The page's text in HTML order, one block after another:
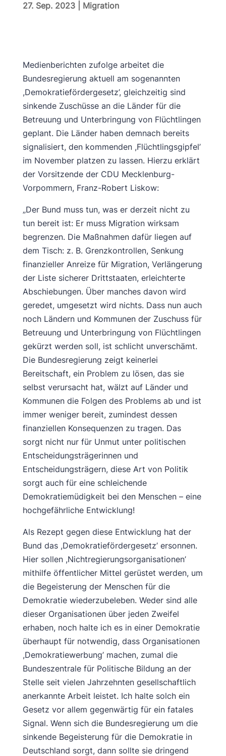
27. Sep. 2023| Migration
Medienberichten zufolge arbeitet die
Bundesregierung aktuell am sogenannten
,Demokratiefördergesetz’, gleichzeitig sind
sinkende Zuschüsse an die Länder für die
Betreuung und Unterbringung von Flüchtlingen
geplant. Die Länder haben demnach bereits
signalisiert, den kommenden ,Flüchtlingsgipfel’
im November platzen zu lassen. Hierzu erklärt
der Vorsitzende der CDU Mecklenburg-
Vorpommern, Franz-Robert Liskow:
„Der Bund muss tun, was er derzeit nicht zu
tun bereit ist: Er muss Migration wirksam
begrenzen. Die Maßnahmen dafür liegen auf
dem Tisch: z. B. Grenzkontrollen, Senkung
finanzieller Anreize für Migration, Verlängerung
der Liste sicherer Drittstaaten, erleichterte
Abschiebungen. Über manches davon wird
geredet, umgesetzt wird nichts. Dass nun auch
noch Ländern und Kommunen der Zuschuss für
Betreuung und Unterbringung von Flüchtlingen
gekürzt werden soll, ist schlicht unverschämt.
Die Bundesregierung zeigt keinerlei
Bereitschaft, ein Problem zu lösen, das sie
selbst verursacht hat, wälzt auf Länder und
Kommunen die Folgen des Problems ab und ist
immer weniger bereit, zumindest dessen
finanziellen Konsequenzen zu tragen. Das
sorgt nicht nur für Unmut unter politischen
Entscheidungsträgerinnen und
Entscheidungsträgern, diese Art von Politik
sorgt auch für eine schleichende
Demokratiemüdigkeit bei den Menschen – eine
hochgefährliche Entwicklung!
Als Rezept gegen diese Entwicklung hat der
Bund das ,Demokratiefördergesetz’ ersonnen.
Hier sollen ,Nichtregierungsorganisationen’
mithilfe öffentlicher Mittel gerüstet werden, um
die Begeisterung der Menschen für die
Demokratie wiederzubeleben. Weder sind alle
dieser Organisationen über jeden Zweifel
erhaben, noch halte ich es in einer Demokratie
überhaupt für notwendig, dass Organisationen
,Demokratiewerbung’ machen, zumal die
Bundeszentrale für Politische Bildung an der
Stelle seit vielen Jahrzehnten gesellschaftlich
anerkannte Arbeit leistet. Ich halte solch ein
Gesetz vor allem gegenwärtig für ein fatales
Signal. Wenn sich die Bundesregierung um die
sinkende Begeisterung für die Demokratie in
Deutschland sorgt, dann sollte sie dringend